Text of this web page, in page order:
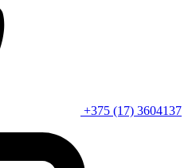
+375 (17) 3604137